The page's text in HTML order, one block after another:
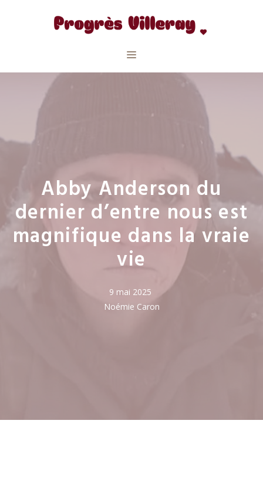
Menu
Abby Anderson du
dernier d’entre nous est
magnifique dans la vraie
vie
9 mai 2025
Noémie Caron